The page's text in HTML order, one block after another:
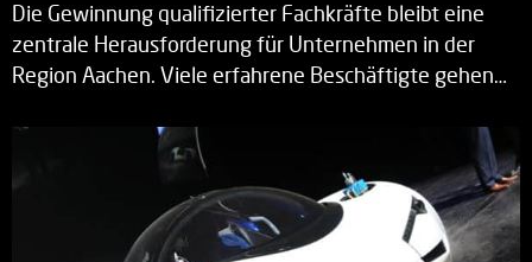
Die Gewinnung qualifizierter Fachkräfte bleibt eine
zentrale Herausforderung für Unternehmen in der
Region Aachen. Viele erfahrene Beschäftigte gehen…